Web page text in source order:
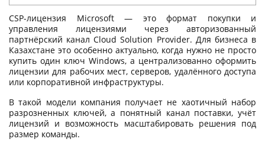
CSP-лицензия Microsoft — это формат покупки и
управления лицензиями через авторизованный
партнёрский канал Cloud Solution Provider. Для бизнеса в
Казахстане это особенно актуально, когда нужно не просто
купить один ключ Windows, а централизованно оформить
лицензии для рабочих мест, серверов, удалённого доступа
или корпоративной инфраструктуры.
В такой модели компания получает не хаотичный набор
разрозненных ключей, а понятный канал поставки, учёт
лицензий и возможность масштабировать решения под
размер команды.